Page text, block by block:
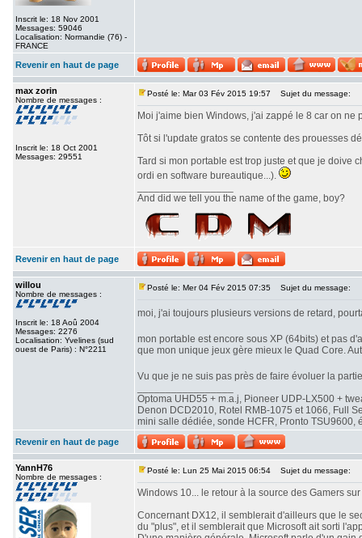
Inscrit le: 18 Nov 2001
Messages: 59046
Localisation: Normandie (76) -
FRANCE
Revenir en haut de page
max zorin
Nombre de messages :
Inscrit le: 18 Oct 2001
Messages: 29551
Posté le: Mar 03 Fév 2015 19:57 Sujet du message:
Moi j'aime bien Windows, j'ai zappé le 8 car on
Tôt si l'update gratos se contente des prouesses
Tard si mon portable est trop juste et que je doive
ordi en software bureautique...).
And did we tell you the name of the game, boy?
Revenir en haut de page
willou
Nombre de messages :
Inscrit le: 18 Aoû 2004
Messages: 2276
Localisation: Yvelines (sud
ouest de Paris) : N°2211
Posté le: Mer 04 Fév 2015 07:35 Sujet du message:
moi, j'ai toujours plusieurs versions de retard,
mon portable est encore sous XP (64bits) et pas
que mon unique jeux gère mieux le Quad Core.
Vu que je ne suis pas près de faire évoluer la
Optoma UHD55 + m.a.j, Pioneer UDP-LX500 +
Denon DCD2010, Rotel RMB-1075 et 1066, Full
mini salle dédiée, sonde HCFR, Pronto TSU9600,
Revenir en haut de page
YannH76
Nombre de messages :
Posté le: Lun 25 Mai 2015 06:54 Sujet du message:
Windows 10... le retour à la source des Gamers
Concernant DX12, il semblerait d'ailleurs que le
du "plus", et il semblerait que Microsoft ait sorti